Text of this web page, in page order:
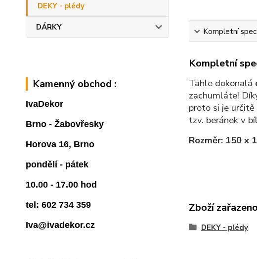
DEKY - plédy
DÁRKY
Kamenný obchod :
IvaDekor
Brno - Žabovřesky
Horova 16, Brno
pondělí - pátek
10.00 - 17.00 hod
tel: 602 734 359
Iva@ivadekor.cz
Kompletní
Kompletní
Tahle dokonalá
zachumláte!
proto si je určitě
tzv. beránek v
Rozměr: 150 x
Zboží
DEKY - plédy